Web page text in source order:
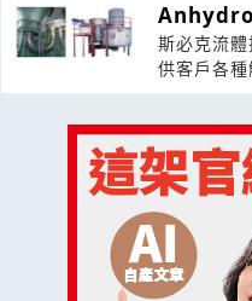
Anhydro
斯必克流
供客戶各